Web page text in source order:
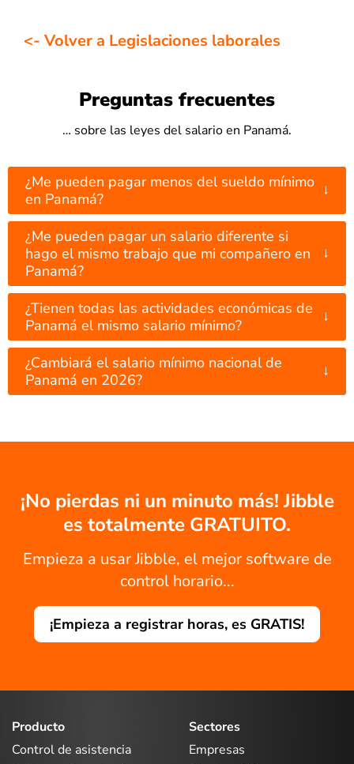
<- Volver a Legislaciones laborales
Preguntas frecuentes
… sobre las leyes del salario en Panamá.
¿Me pueden pagar menos del sueldo mínimo
en Panamá?
↓
¿Me pueden pagar un salario diferente si
hago el mismo trabajo que mi compañero en
Panamá?
↓
¿Tienen todas las actividades económicas de
Panamá el mismo salario mínimo?
↓
¿Cambiará el salario mínimo nacional de
Panamá en 2026?
↓
¡No pierdas ni un minuto más! Jibble
es totalmente GRATUITO.
Empieza a usar Jibble, el mejor software de
control horario...
¡Empieza a registrar horas, es GRATIS!
Producto
Control de asistencia
Sectores
Empresas